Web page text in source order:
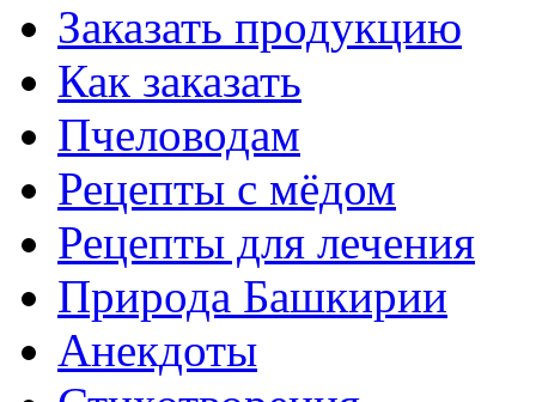
Заказать продукцию
Как заказать
Пчеловодам
Рецепты с мёдом
Рецепты для лечения
Природа Башкирии
Анекдоты